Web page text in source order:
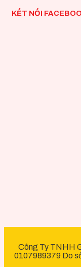
KẾT NỐI
Công Ty TNHH
0107989379 Do